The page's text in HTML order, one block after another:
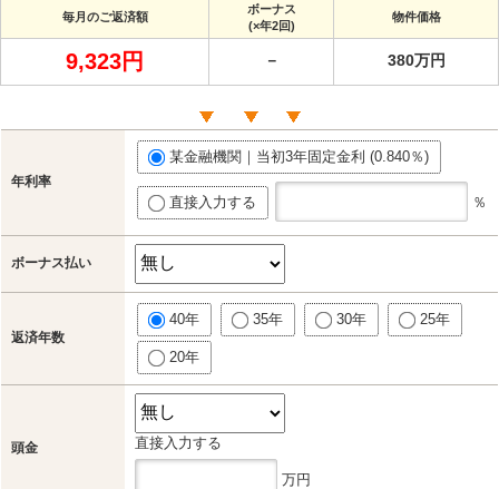
毎月のご返済額
ボーナス
(×年2回)
物件価格
9,323円 － 380万円
年利率
某金融機関｜当初3年固定金利 (0.840％)
直接入力する ％
ボーナス払い
返済年数
40年 35年 30年 25年
20年
頭金 直接入力する
万円